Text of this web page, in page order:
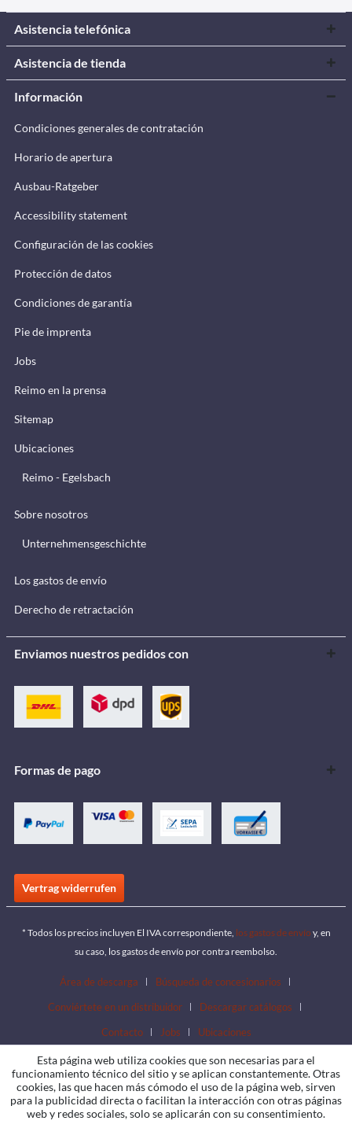
Asistencia telefónica
Asistencia de tienda
Información
Condiciones generales de contratación
Horario de apertura
Ausbau-Ratgeber
Accessibility statement
Configuración de las cookies
Protección de datos
Condiciones de garantía
Pie de imprenta
Jobs
Reimo en la prensa
Sitemap
Ubicaciones
Reimo - Egelsbach
Sobre nosotros
Unternehmensgeschichte
Los gastos de envío
Derecho de retractación
Enviamos nuestros pedidos con
Formas de pago
Vertrag widerrufen
* Todos los precios incluyen El IVA correspondiente, los gastos de envío y, en
su caso, los gastos de envío por contra reembolso.
Área de descarga
Búsqueda de concesionarios
Conviértete en un distribuidor
Descargar catálogos
Contacto
Jobs Ubicaciones
Esta página web utiliza cookies que son necesarias para el
funcionamiento técnico del sitio y se aplican constantemente. Otras
cookies, las que hacen más cómodo el uso de la página web, sirven
para la publicidad directa o facilitan la interacción con otras páginas
web y redes sociales, solo se aplicarán con su consentimiento.